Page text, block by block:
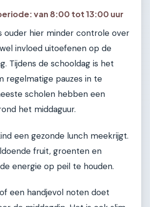
van 8:00 tot 13:00 uur
ouder hier minder controle over
invloed uitoefenen op de
Tijdens de schooldag is het
regelmatige pauzes in te
scholen hebben een
het middaguur.
een gezonde lunch meekrijgt.
fruit, groenten en
energie op peil te houden.
een handjevol noten doet